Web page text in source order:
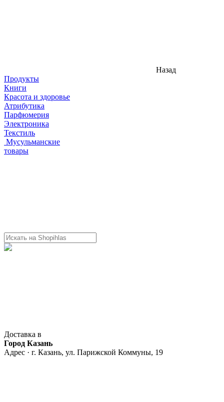
Назад
Продукты
Книги
Красота и здоровье
Атрибутика
Парфюмерия
Электроника
Текстиль
Мусульманские
товары
Доставка в
Город Казань
Адрес · г. Казань, ул. Парижской Коммуны, 19